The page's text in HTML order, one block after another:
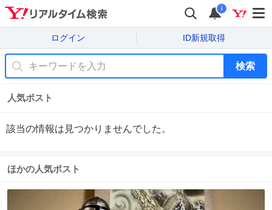
i
ログイン ID新規取得
検索
人気ポスト
該当の情報は見つかりませんでした。
ほかの人気ポスト